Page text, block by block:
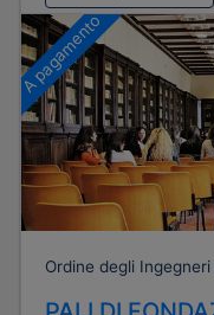
A pagamento
Ordine degli